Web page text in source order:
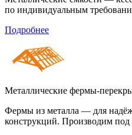
по индивидуальным
Подробнее
Металлические фермы-
Фермы из металла — для
конструкций. Производим под